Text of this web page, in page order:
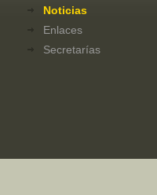
Noticias
Enlaces
Secretarías